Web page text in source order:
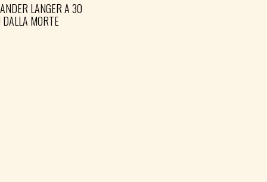
LANGER A 30
MORTE